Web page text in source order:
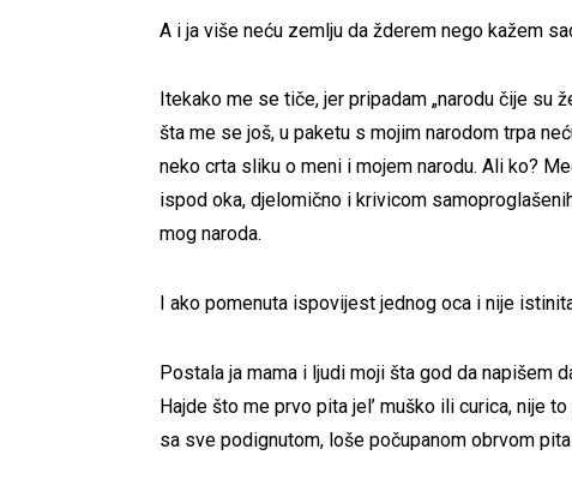
A i ja više neću zemlju da žderem nego kažem
Itekako me se tiče, jer pripadam „narodu čije su
šta me se još, u paketu s mojim narodom trpa
neko crta sliku o meni i mojem narodu. Ali ko?
ispod oka, djelomično i krivicom
mog naroda.
I ako pomenuta ispovijest jednog oca i nije
Postala ja mama i ljudi moji šta god da napišem
Hajde što me prvo pita jel’ muško ili curica, nije
sa sve podignutom, loše počupanom obrvom